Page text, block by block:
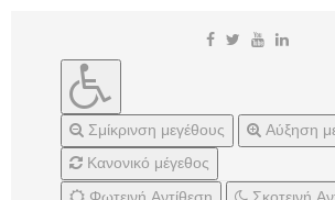
Σμίκρινση μεγέθους
Αύξηση
Κανονικό μέγεθος